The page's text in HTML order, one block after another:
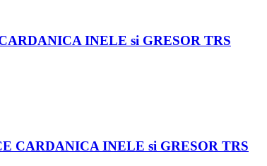
INELE si GRESOR TRS
CARDANICA INELE si GRESOR TRS